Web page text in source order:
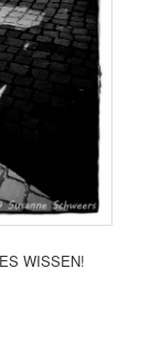
WISSEN!